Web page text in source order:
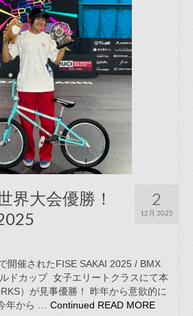
2
12月 2025
界大会優勝！
開催されたFISE SAKAI 2025 / BMX
ドカップ 女子エリートクラスにて本
）が見事優勝！ 昨年から意欲的に
年から … Continued READ MORE